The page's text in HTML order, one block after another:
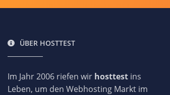
ÜBER HOSTTEST
Im Jahr 2006 riefen wir hosttest ins
Leben, um den Webhosting Markt im